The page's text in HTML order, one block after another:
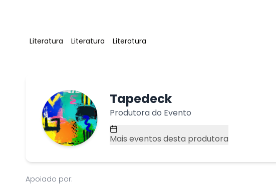
Tag:
Literatura Tag:
Literatura Tag:
Literatura
Tapedeck
Produtora do Evento
Mais eventos desta produtora
Apoiado por: